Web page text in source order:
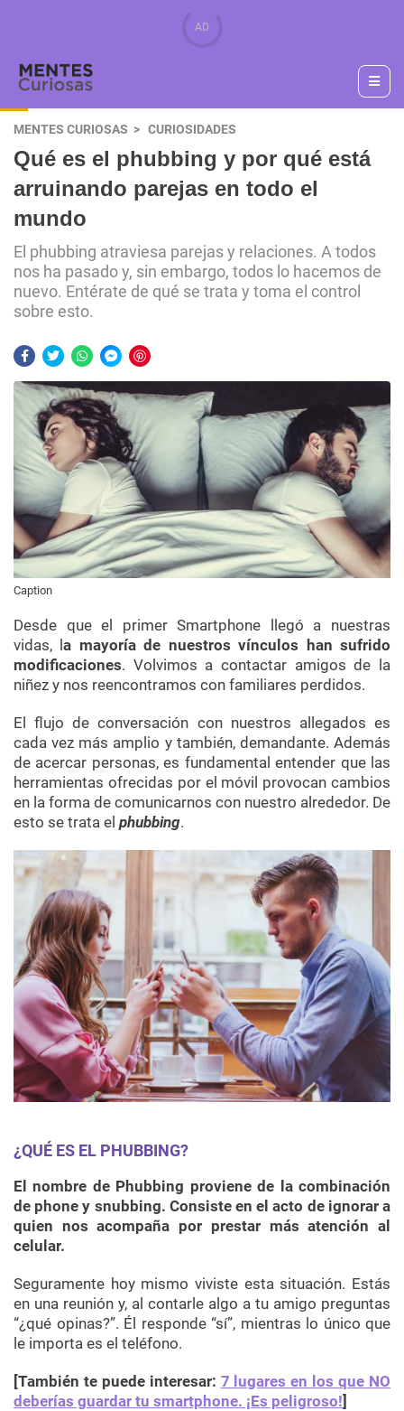
MENTES CURIOSAS CURIOSIDADES
Qué es el phubbing y por qué está
arruinando parejas en todo el
mundo
El phubbing atraviesa parejas y relaciones. A todos
nos ha pasado y, sin embargo, todos lo hacemos de
nuevo. Entérate de qué se trata y toma el control
sobre esto.
Caption
Desde que el primer Smartphone llegó a nuestras
vidas, la mayoría de nuestros vínculos han sufrido
modificaciones. Volvimos a contactar amigos de la
niñez y nos reencontramos con familiares perdidos.
El flujo de conversación con nuestros allegados es
cada vez más amplio y también, demandante. Además
de acercar personas, es fundamental entender que las
herramientas ofrecidas por el móvil provocan cambios
en la forma de comunicarnos con nuestro alrededor. De
esto se trata el phubbing.
¿QUÉ ES EL PHUBBING?
El nombre de Phubbing proviene de la combinación
de phone y snubbing. Consiste en el acto de ignorar a
quien nos acompaña por prestar más atención al
celular.
Seguramente hoy mismo viviste esta situación. Estás
en una reunión y, al contarle algo a tu amigo preguntas
“¿qué opinas?”. Él responde “sí”, mientras lo único que
le importa es el teléfono.
[También te puede interesar: 7 lugares en los que NO
deberías guardar tu smartphone. ¡Es peligroso!]